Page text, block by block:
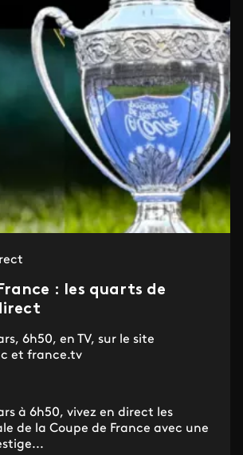
: les quarts de
6h50, en TV, sur le site
et france.tv
à 6h50, vivez en direct les
de la Coupe de France avec une